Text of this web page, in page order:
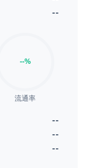
--
流通率
--
--
--